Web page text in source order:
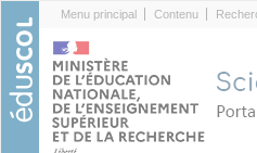
Menu principal Contenu